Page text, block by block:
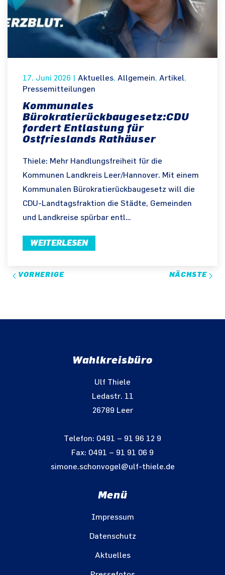
17. Juni 2026 Aktuelles, Allgemein, Artikel,
Pressemitteilungen
Kommunales
Bürokratierückbaugesetz:CDU
fordert Entlastung für
Ostfrieslands Rathäuser
Thiele: Mehr Handlungsfreiheit für die
Kommunen Landkreis Leer/Hannover. Mit einem
Kommunalen Bürokratierückbaugesetz will die
CDU-Landtagsfraktion die Städte, Gemeinden
und Landkreise spürbar entl…
WEITERLESEN
VORHERIGE NÄCHSTE
Wahlkreisbüro
Ulf Thiele
Ledastr. 11
26789 Leer
Telefon: 0491 – 91 96 12 9
Fax: 0491 – 91 91 06 9
simone.schonvogel@ulf-thiele.de
Menü
Impressum
Datenschutz
Aktuelles